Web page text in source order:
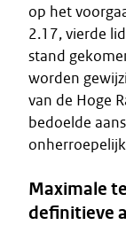
op het
2.17, vierde
stand
worden
van de Hoge
bedoelde
Maximale
definitieve